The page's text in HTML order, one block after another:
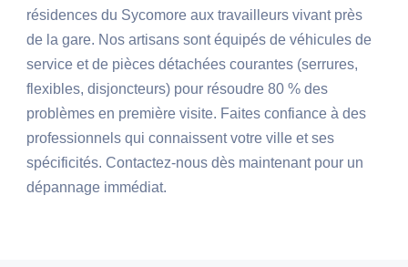
résidences du Sycomore aux travailleurs vivant près
de la gare. Nos artisans sont équipés de véhicules de
service et de pièces détachées courantes (serrures,
flexibles, disjoncteurs) pour résoudre 80 % des
problèmes en première visite. Faites confiance à des
professionnels qui connaissent votre ville et ses
spécificités. Contactez-nous dès maintenant pour un
dépannage immédiat.